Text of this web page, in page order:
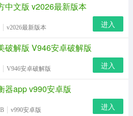
中文版 v2026最新版本
v2026最新版本 进入
破解版 V946安卓破解版
V946安卓破解版 进入
器app v990安卓版
v990安卓版 进入